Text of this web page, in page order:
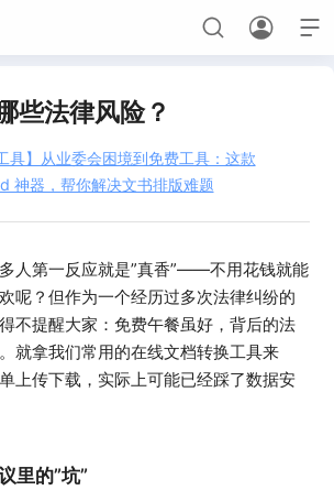



些法律风险？
具】从业委会困境到免费工具：这款
神器，帮你解决文书排版难题
人第一反应就是”真香”——不用花钱就能
呢？但作为一个经历过多次法律纠纷的
不提醒大家：免费午餐虽好，背后的法
就拿我们常用的在线文档转换工具来
上传下载，实际上可能已经踩了数据安
里的”坑”